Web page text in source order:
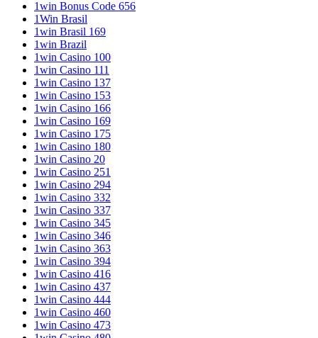
1win Bonus Code 656
1Win Brasil
1win Brasil 169
1win Brazil
1win Casino 100
1win Casino 111
1win Casino 137
1win Casino 153
1win Casino 166
1win Casino 169
1win Casino 175
1win Casino 180
1win Casino 20
1win Casino 251
1win Casino 294
1win Casino 332
1win Casino 337
1win Casino 345
1win Casino 346
1win Casino 363
1win Casino 394
1win Casino 416
1win Casino 437
1win Casino 444
1win Casino 460
1win Casino 473